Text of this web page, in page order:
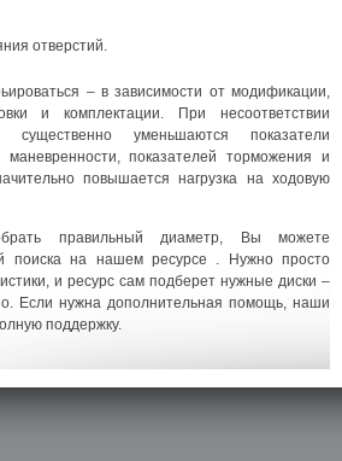
отверстий.
– в зависимости от модификации,
и комплектации. При несоответствии
существенно уменьшаются показатели
маневренности, показателей торможения и
повышается нагрузка на ходовую
правильный диаметр, Вы можете
поиска на нашем ресурсе . Нужно просто
и ресурс сам подберет нужные диски –
Если нужна дополнительная помощь, наши
поддержку.